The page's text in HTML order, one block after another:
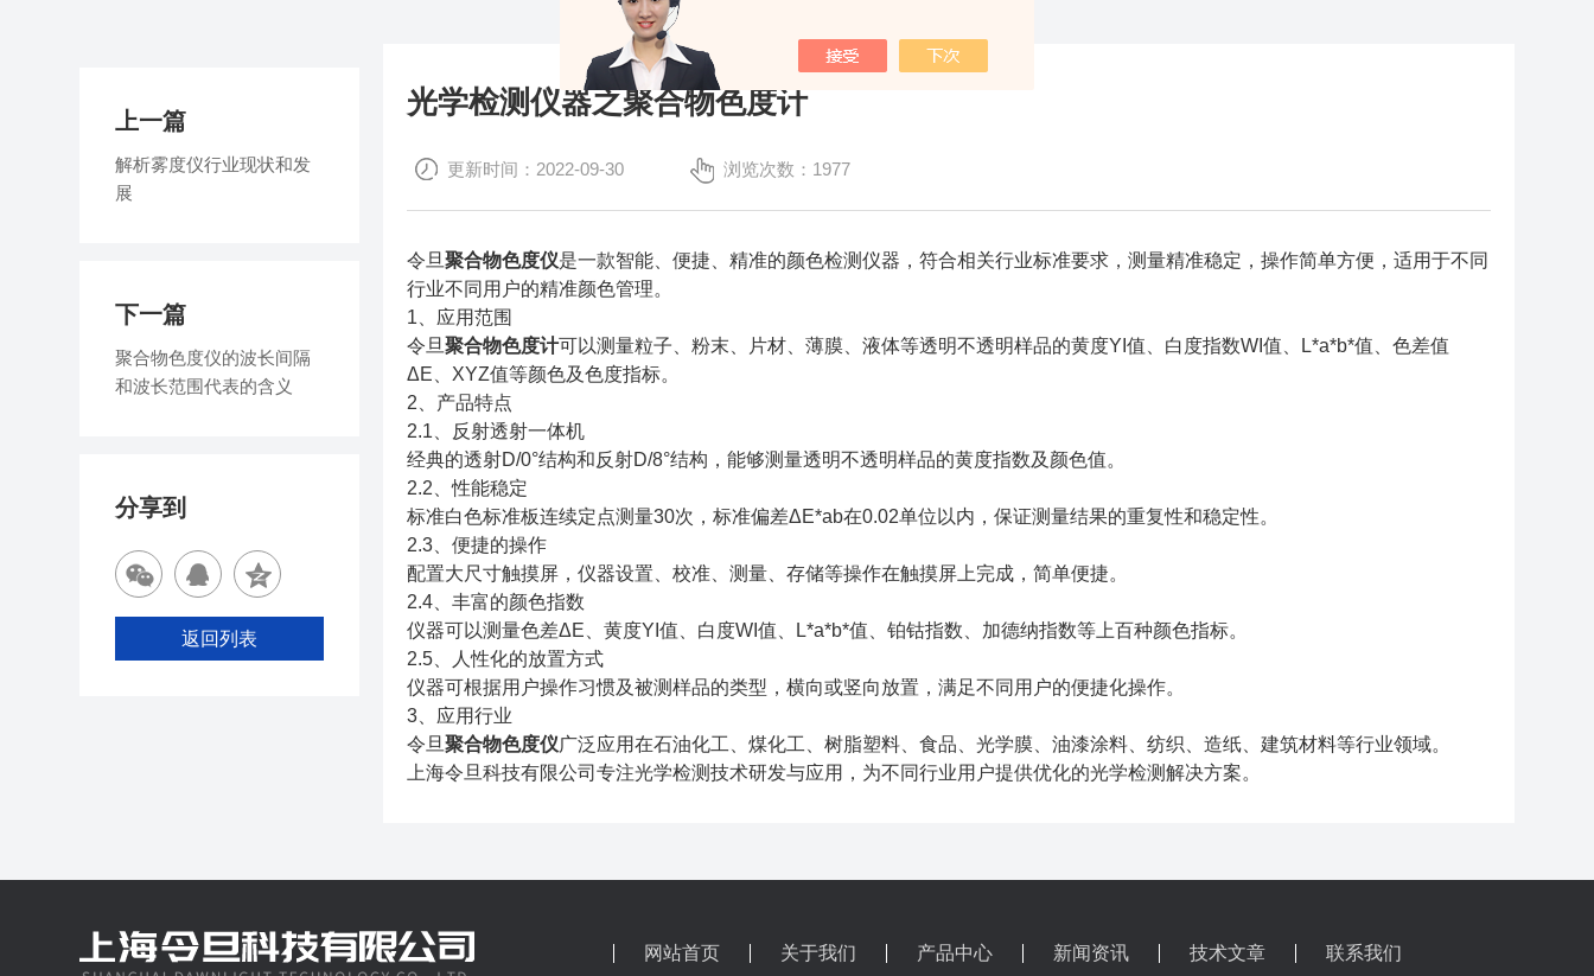
光学检测仪器之聚合物色度计
更新时间：2022-09-30 浏览次数：1977
令旦聚合物色度仪是一款智能、便捷、精准的颜色检测仪器，符合相关行业标准要求，测量精准稳定，操作简单方便，适用于不同
行业不同用户的精准颜色管理。
1、应用范围
令旦聚合物色度计可以测量粒子、粉末、片材、薄膜、液体等透明不透明样品的黄度YI值、白度指数WI值、L*a*b*值、色差值
ΔE、XYZ值等颜色及色度指标。
2、产品特点
2.1、反射透射一体机
经典的透射D/0°结构和反射D/8°结构，能够测量透明不透明样品的黄度指数及颜色值。
2.2、性能稳定
标准白色标准板连续定点测量30次，标准偏差ΔE*ab在0.02单位以内，保证测量结果的重复性和稳定性。
2.3、便捷的操作
配置大尺寸触摸屏，仪器设置、校准、测量、存储等操作在触摸屏上完成，简单便捷。
2.4、丰富的颜色指数
仪器可以测量色差ΔE、黄度YI值、白度WI值、L*a*b*值、铂钴指数、加德纳指数等上百种颜色指标。
2.5、人性化的放置方式
仪器可根据用户操作习惯及被测样品的类型，横向或竖向放置，满足不同用户的便捷化操作。
3、应用行业
令旦聚合物色度仪广泛应用在石油化工、煤化工、树脂塑料、食品、光学膜、油漆涂料、纺织、造纸、建筑材料等行业领域。
上海令旦科技有限公司专注光学检测技术研发与应用，为不同行业用户提供优化的光学检测解决方案。
上一篇
解析雾度仪行业现状和发
展
下一篇
聚合物色度仪的波长间隔
和波长范围代表的含义
分享到
返回列表
网站首页 关于我们 产品中心 新闻资讯 技术文章 联系我们